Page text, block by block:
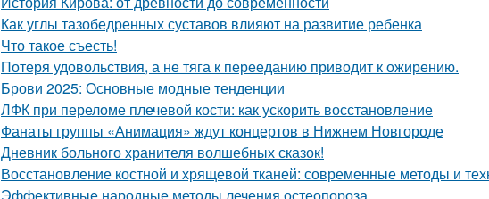
Как углы тазобедренных суставов влияют на развитие ребенка
Что такое съесть!
Потеря удовольствия, а не тяга к перееданию приводит к ожирению.
Брови 2025: Основные модные тенденции
ЛФК при переломе плечевой кости: как ускорить восстановление
Фанаты группы «Анимация» ждут концертов в Нижнем Новгороде
Дневник больного хранителя волшебных сказок!
Восстановление костной и хрящевой тканей: современные методы и